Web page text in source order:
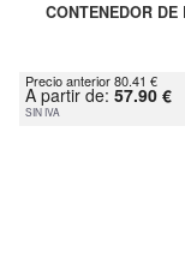
CONTENEDOR
Precio anterior 80.41 €
A partir de: 57.90 €
SIN IVA